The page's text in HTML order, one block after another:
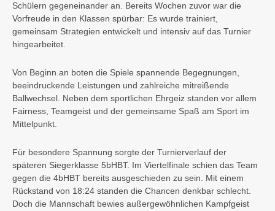
Schülern gegeneinander an. Bereits Wochen zuvor war die
Vorfreude in den Klassen spürbar: Es wurde trainiert,
gemeinsam Strategien entwickelt und intensiv auf das Turnier
hingearbeitet.
Von Beginn an boten die Spiele spannende Begegnungen,
beeindruckende Leistungen und zahlreiche mitreißende
Ballwechsel. Neben dem sportlichen Ehrgeiz standen vor allem
Fairness, Teamgeist und der gemeinsame Spaß am Sport im
Mittelpunkt.
Für besondere Spannung sorgte der Turnierverlauf der
späteren Siegerklasse 5bHBT. Im Viertelfinale schien das Team
gegen die 4bHBT bereits ausgeschieden zu sein. Mit einem
Rückstand von 18:24 standen die Chancen denkbar schlecht.
Doch die Mannschaft bewies außergewöhnlichen Kampfgeist